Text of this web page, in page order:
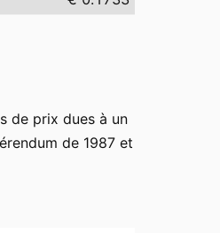
de prix dues à un
de 1987 et